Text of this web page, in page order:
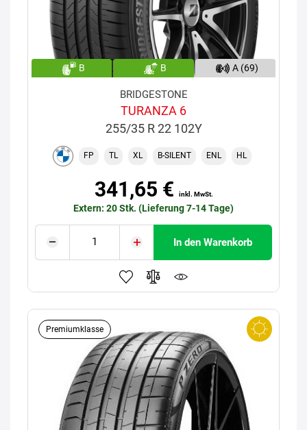
B B A (69)
BRIDGESTONE
TURANZA 6
255/35 R 22 102Y
FP TL XL B-SILENT ENL HL
341,65 € inkl. MwSt.
Extern: 20 Stk. (Lieferung 7-14 Tage)
In den Warenkorb
Premiumklasse